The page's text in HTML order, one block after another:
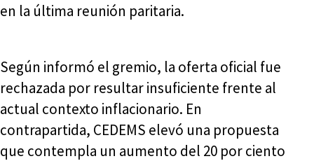
en la última reunión paritaria.
Según informó el gremio, la oferta oficial fue
rechazada por resultar insuficiente frente al
actual contexto inflacionario. En
contrapartida, CEDEMS elevó una propuesta
que contempla un aumento del 20 por ciento